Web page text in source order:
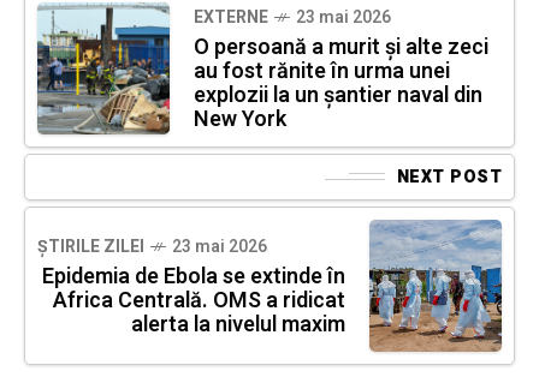
EXTERNE 23 mai 2026
O persoană a murit și alte zeci
au fost rănite în urma unei
explozii la un șantier naval din
New York
NEXT POST
ȘTIRILE ZILEI 23 mai 2026
Epidemia de Ebola se extinde în
Africa Centrală. OMS a ridicat
alerta la nivelul maxim